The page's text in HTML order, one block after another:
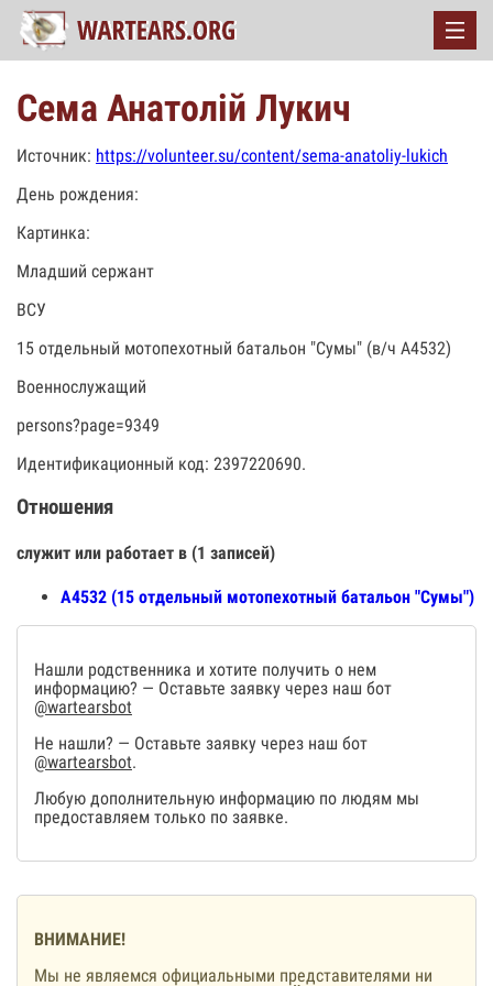
Сема Анатолій Лукич
Источник: https://volunteer.su/content/sema-anatoliy-lukich
День рождения:
Картинка:
Младший сержант
ВСУ
15 отдельный мотопехотный батальон "Сумы" (в/ч А4532)
Военнослужащий
persons?page=9349
Идентификационный код: 2397220690.
Отношения
служит или работает в (1 записей)
А4532 (15 отдельный мотопехотный батальон "Сумы")
Нашли родственника и хотите получить о нем
информацию? — Оставьте заявку через наш бот
@wartearsbot
Не нашли? — Оставьте заявку через наш бот
@wartearsbot.
Любую дополнительную информацию по людям мы
предоставляем только по заявке.
ВНИМАНИЕ!
Мы не являемся официальными представителями ни